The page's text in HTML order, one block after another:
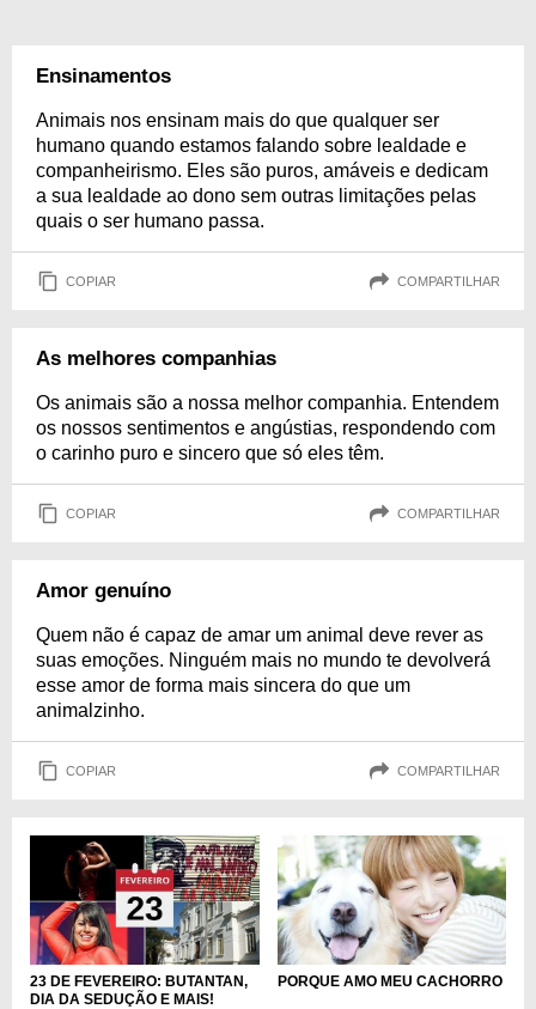
Ensinamentos
Animais nos ensinam mais do que qualquer ser
humano quando estamos falando sobre lealdade e
companheirismo. Eles são puros, amáveis e dedicam
a sua lealdade ao dono sem outras limitações pelas
quais o ser humano passa.
COPIAR COMPARTILHAR
As melhores companhias
Os animais são a nossa melhor companhia. Entendem
os nossos sentimentos e angústias, respondendo com
o carinho puro e sincero que só eles têm.
COPIAR COMPARTILHAR
Amor genuíno
Quem não é capaz de amar um animal deve rever as
suas emoções. Ninguém mais no mundo te devolverá
esse amor de forma mais sincera do que um
animalzinho.
COPIAR COMPARTILHAR
23 DE FEVEREIRO: BUTANTAN,
DIA DA SEDUÇÃO E MAIS!
PORQUE AMO MEU CACHORRO